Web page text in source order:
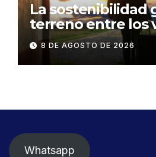
La sostenibilidad
terreno entre los
negocios
8 DE AGOSTO DE 2026
Whatsapp